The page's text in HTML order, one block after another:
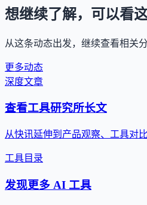
想继续了解，可以看
从这条动态出发，继续查看相关
更多动态
深度文章
查看工具研究所长文
从快讯延伸到产品观察、工具对
工具目录
发现更多 AI 工具